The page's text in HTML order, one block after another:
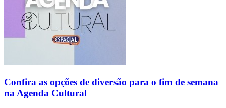
Confira as opções de diversão para o fim de semana
na Agenda Cultural